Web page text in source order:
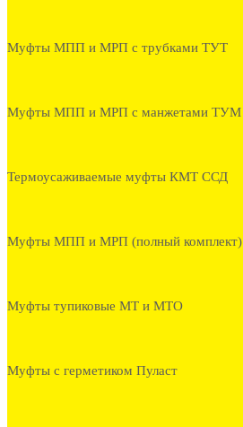
Муфты МПП и МРП с трубками ТУТ
Муфты МПП и МРП с манжетами ТУМ
Термоусаживаемые муфты КМТ ССД
Муфты МПП и МРП (полный комплект)
Муфты тупиковые МТ и МТО
Муфты с герметиком Пуласт